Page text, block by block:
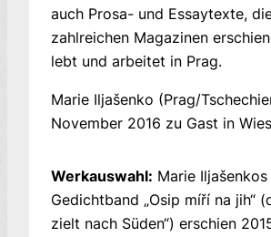
auch Prosa- und Essaytexte,
zahlreichen Magazinen
lebt und arbeitet in Prag.
Marie Iljašenko (Prag/
November 2016 zu Gast in
Werkauswahl: Marie
Gedichtband „Osip míří na jih“
zielt nach Süden“) erschien